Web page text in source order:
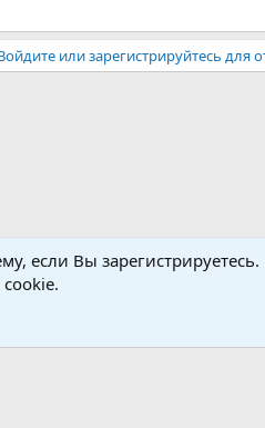
или зарегистрируйтесь для
если Вы зарегистрируетесь.